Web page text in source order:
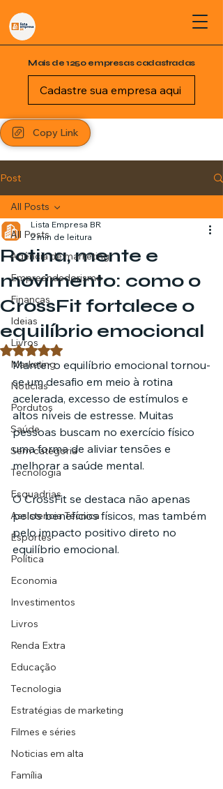
Mais de 1250 empresas cadastradas
Cadastre sua empresa aqui
Copy Link
Post
All Posts
Agência de marketing
Empreendedorismo
Finanças
Ideias
Livros
Marketing
Notícias
Pordutos
Saúde
Sem categoria
Tecnologia
Esquadrias
Assistencia Técnica
Esportes
Política
Economia
Investimentos
Livros
Renda Extra
Educação
Tecnologia
Estratégias de marketing
Filmes e séries
Noticias em alta
Família
All Posts
Rotina, mente e
movimento: como o
CrossFit fortalece o
equilíbrio emocional
Lista Empresa BR
2 min de leitura
Avaliado com NaN de 5 estrelas.
Manter o equilíbrio emocional tornou-
se um desafio em meio à rotina
acelerada, excesso de estímulos e
altos níveis de estresse. Muitas
pessoas buscam no exercício físico
uma forma de aliviar tensões e
melhorar a saúde mental.
O CrossFit se destaca não apenas
pelos benefícios físicos, mas também
pelo impacto positivo direto no
equilíbrio emocional.